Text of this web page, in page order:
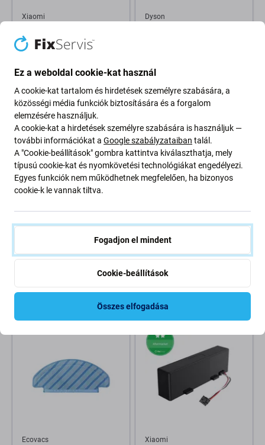
Xiaomi
series, Q5-series, Q7-series, Q8
Max+ - Porzsák
Dyson
VÁRHATÓ TELJESÍTÉS 10+
Xiaomi
Akkumulátor D099-4S2P Li-Ion
Rowenta
HEPA Porszűrő ZR903501
Ecovacs
Xiaomi
Ez a weboldal cookie-kat használ
A cookie-kat tartalom és hirdetések személyre szabására, a
közösségi média funkciók biztosítására és a forgalom
elemzésére használjuk.
A cookie-kat a hirdetések személyre szabására is használjuk —
további információkat a Google szabályzataiban talál.
A "Cookie-beállítások" gombra kattintva kiválaszthatja, mely
típusú cookie-kat és nyomkövetési technológiákat engedélyezi.
Egyes funkciók nem működhetnek megfelelően, ha bizonyos
cookie-k le vannak tiltva.
Fogadjon el mindent
Cookie-beállítások
Összes elfogadása